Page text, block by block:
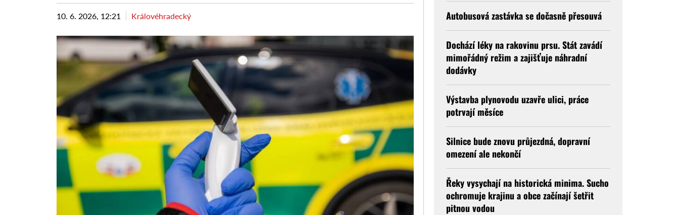
10. 6. 2026, 12:21 Královéhradecký Autobusová zastávka se dočasně přesouvá
Dochází léky na rakovinu prsu. Stát zavádí
mimořádný režim a zajišťuje náhradní
dodávky
Výstavba plynovodu uzavře ulici, práce
potrvají měsíce
Silnice bude znovu průjezdná, dopravní
omezení ale nekončí
Řeky vysychají na historická minima. Sucho
ochromuje krajinu a obce začínají šetřit
pitnou vodou